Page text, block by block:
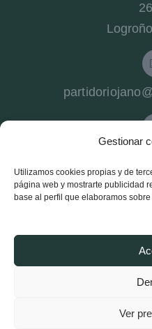
Gestionar
Utilizamos cookies propias y de
página web y mostrarte publicidad
base al perfil que elaboramos
Ver